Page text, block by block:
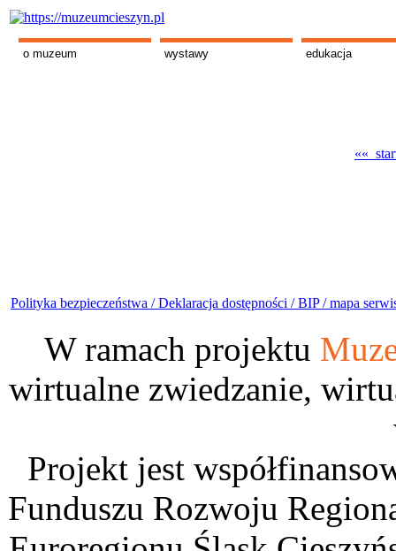
o muzeum wystawy edukacja
««
Polityka bezpieczeństwa /Deklaracja dostępności /BIP /mapa
W ramach projektu
wirtualne zwiedzanie,
Projekt jest
Funduszu Rozwoju